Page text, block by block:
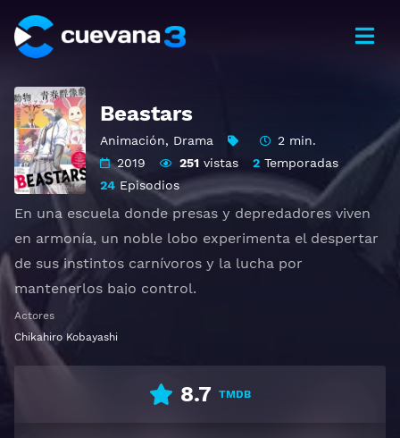
Beastars
Animación, Drama
2 min.
2019
251 vistas 2 Temporadas
24 Episodios
En una escuela donde presas y depredadores viven
en armonía, un noble lobo experimenta el despertar
de sus instintos carnívoros y la lucha por
mantenerlos bajo control.
Ver ビースターズ Gratis HD 1080p 720p | Idioma
español latino, subtitulado, castellano
Actores
Chikahiro Kobayashi
8.7 TMDB